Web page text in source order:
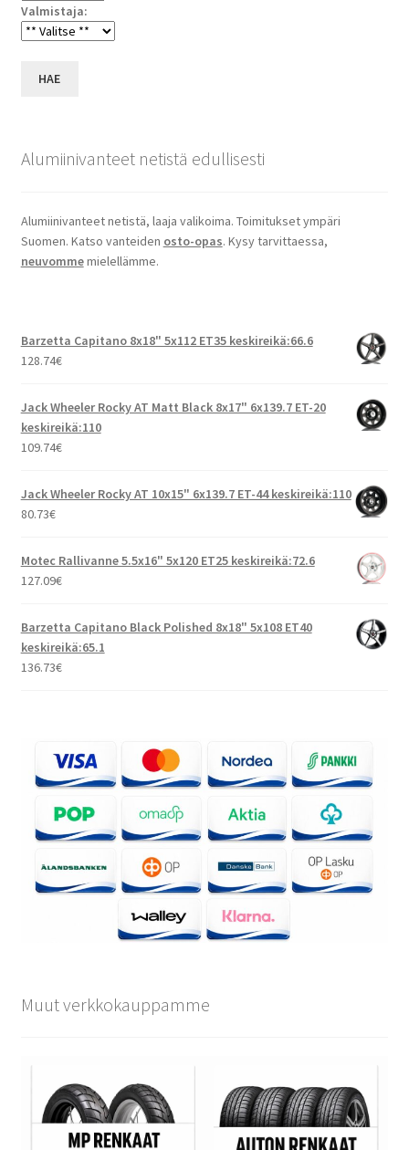
Valmistaja:
HAE
Alumiinivanteet netistä edullisesti
Alumiinivanteet netistä, laaja valikoima. Toimitukset ympäri
Suomen. Katso vanteiden osto-opas. Kysy tarvittaessa,
neuvommemielellämme.
Barzetta Capitano 8x18" 5x112 ET35 keskireikä:66.6
128.74€
Jack Wheeler Rocky AT Matt Black 8x17" 6x139.7 ET-20
keskireikä:110
109.74€
Jack Wheeler Rocky AT 10x15" 6x139.7 ET-44 keskireikä:110
80.73€
Motec Rallivanne 5.5x16" 5x120 ET25 keskireikä:72.6
127.09€
Barzetta Capitano Black Polished 8x18" 5x108 ET40
keskireikä:65.1
136.73€
Muut verkkokauppamme